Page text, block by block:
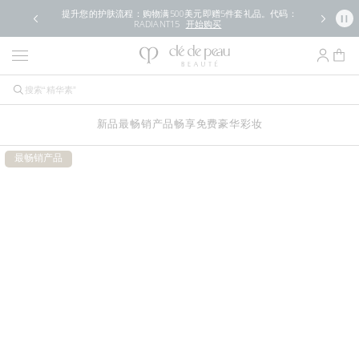
提升您的护肤流程：购物满500美元即赠5件套礼品。代码：
RADIANT15 开始购买
新品最畅销产品畅享免费豪华彩妆
最畅销产品